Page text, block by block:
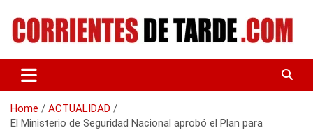
content
CORRIENTES DE TARDE
Home
ACTUALIDAD
El Ministerio de Seguridad Nacional aprobó el Plan para